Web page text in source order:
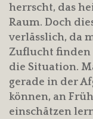
herrscht, das
Raum. Doch
verlässlich, da
Zuflucht finden
die Situation.
gerade in der
können, an
einschätzen